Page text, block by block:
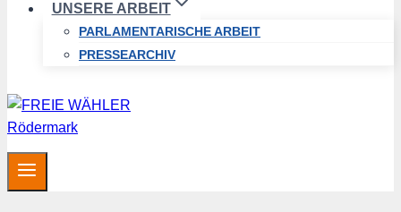
UNSERE ARBEIT
PARLAMENTARISCHE ARBEIT
PRESSEARCHIV